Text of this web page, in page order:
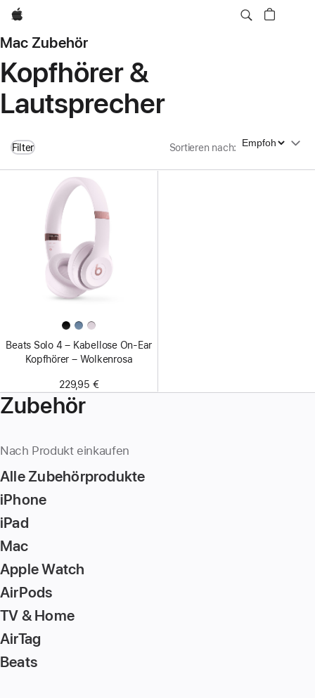
Apple
Mac Zubehör
Kopfhörer &
Lautsprecher
Filter Sortieren nach: Sortieren nach
Beats Solo 4 – Kabellose On‑Ear
Kopfhörer – Wolkenrosa
229,95 €
Zubehör
Nach Produkt einkaufen
Alle Zubehörprodukte
iPhone
iPad
Mac
Apple Watch
AirPods
TV & Home
AirTag
Beats